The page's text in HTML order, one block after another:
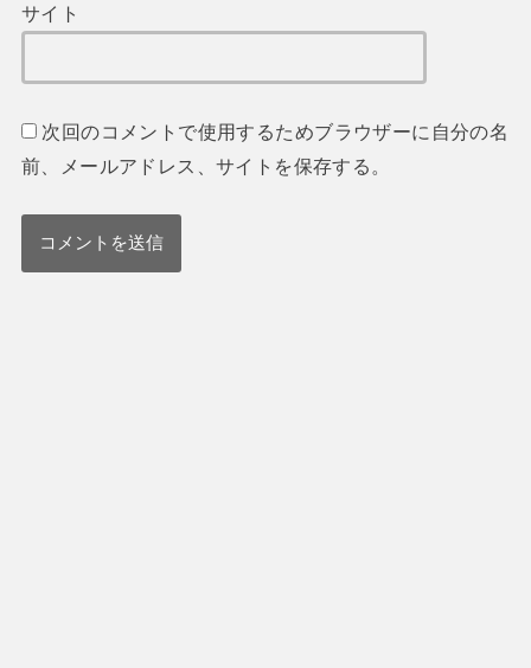
サイト
次回のコメントで使用するためブラウザーに自分の名
前、メールアドレス、サイトを保存する。